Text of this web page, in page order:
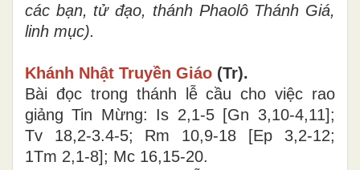
các bạn, tử đạo, thánh Phaolô Thánh Giá,
linh mục).
Khánh Nhật Truyền Giáo (Tr).
Bài đọc trong thánh lễ cầu cho việc rao
giảng Tin Mừng: Is 2,1-5 [Gn 3,10-4,11];
Tv 18,2-3.4-5; Rm 10,9-18 [Ep 3,2-12;
1Tm 2,1-8]; Mc 16,15-20.